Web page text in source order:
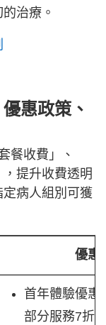
治療。
惠政策、
餐收費」、
，提升收費透明
病人組別可獲
優惠
首年體驗優惠
部分服務7折